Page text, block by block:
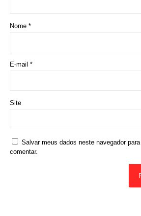
Nome *
E-mail *
Site
Salvar meus dados neste navegador
comentar.